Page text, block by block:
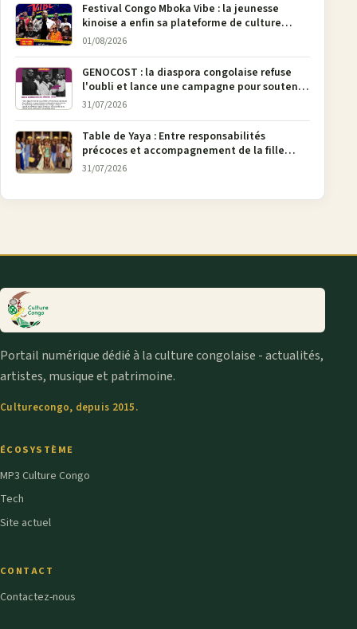
Festival Congo Mboka Vibe : la jeunesse
kinoise a enfin sa plateforme de culture
urbaine
01/08/2026
GENOCOST : la diaspora congolaise refuse
l'oubli et lance une campagne pour soutenir
la pétition FONAREV depuis Bruxelles
31/07/2026
Table de Yaya : Entre responsabilités
précoces et accompagnement de la fille
aînée, la diaspora en débat
31/07/2026
Portail numérique dédié à la culture congolaise - actualités,
artistes, musique et patrimoine.
Culturecongo, depuis 2015.
ÉCOSYSTÈME
MP3 Culture Congo
Tech
Site actuel
CONTACT
Contactez-nous